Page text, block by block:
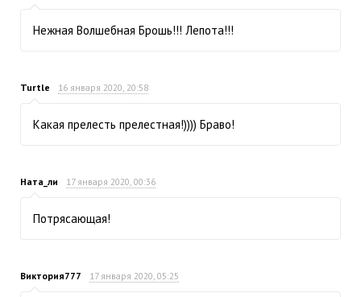
Нежная Волшебная Брошь!!! Лепота!!!
Turtle 16 января 2020, 20:58
Какая прелесть прелестная!)))) Браво!
Ната_ли 17 января 2020, 00:36
Потрясающая!
Виктория777 17 января 2020, 05:25